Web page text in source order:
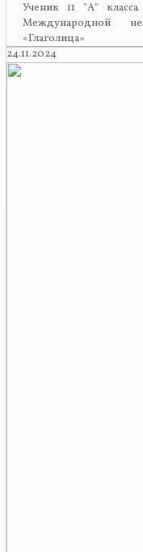
Ученик 11 "А"
Международной
«Глаголица»
24.11.2024